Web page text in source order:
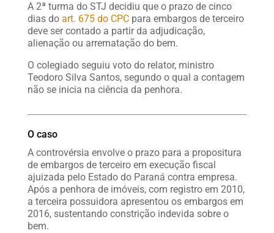
A 2ª turma do STJ decidiu que o prazo de cinco
dias do art. 675 do CPCpara embargos de terceiro
deve ser contado a partir da adjudicação,
alienação ou arrematação do bem.
O colegiado seguiu voto do relator, ministro
Teodoro Silva Santos, segundo o qual a contagem
não se inicia na ciência da penhora.
O caso
A controvérsia envolve o prazo para a propositura
de embargos de terceiro em execução fiscal
ajuizada pelo Estado do Paraná contra empresa.
Após a penhora de imóveis, com registro em 2010,
a terceira possuidora apresentou os embargos em
2016, sustentando constrição indevida sobre o
bem.